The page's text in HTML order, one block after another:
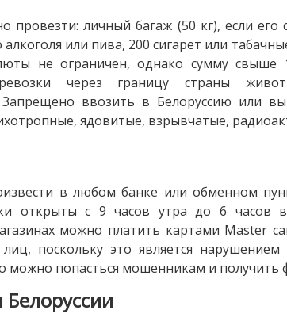
провезти: личный багаж (50 кг), если
или пива, 200 сигарет или
не ограничен, однако сумму свыше
через границу страны
Запрещено ввозить в Белоруссию или
ядовитые, взрывчатые,
в любом банке или обменном
открыты с 9 часов утра до 6 часов
можно платить картами Master
поскольку это является нарушением
можно попасться мошенникам и